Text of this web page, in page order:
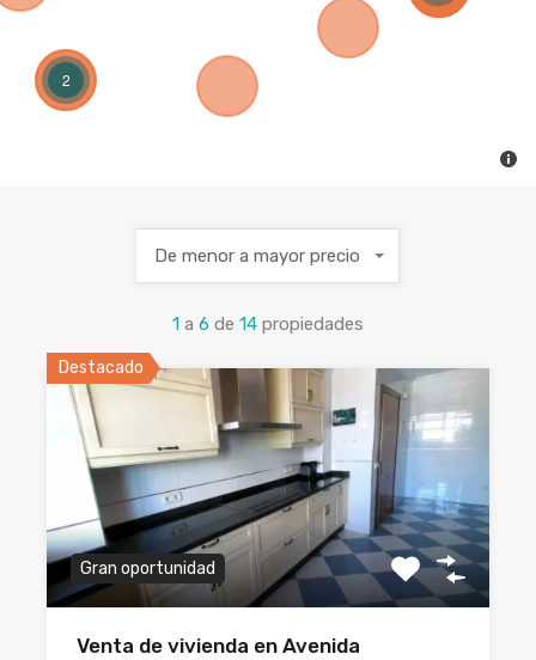
2
1 a 6 de 14 propiedades
De menor a mayor precio
Destacado
Gran oportunidad
Venta de vivienda en Avenida